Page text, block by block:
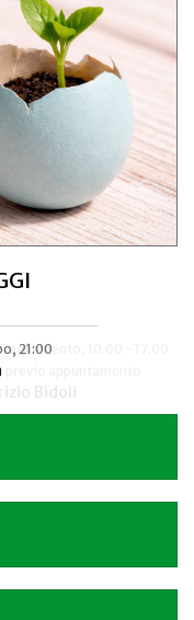
10.00 - 17.00
previo appuntamento
Bidoli
21:00